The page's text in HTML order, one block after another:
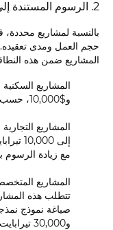
2. الرسوم المستندة إلى المشروع
بالنسبة لمشاريع محددة،
حجم العمل ومدى تعقيده.
المشاريع ضمن هذه
و$10,000، حسب النطاق والتعقيد.
مع زيادة الرسوم
المشاريع
تتطلب هذه
و30,000 تيرابايت إلى 1 تيرابايت و100,000 تيرابايت أو أكثر.